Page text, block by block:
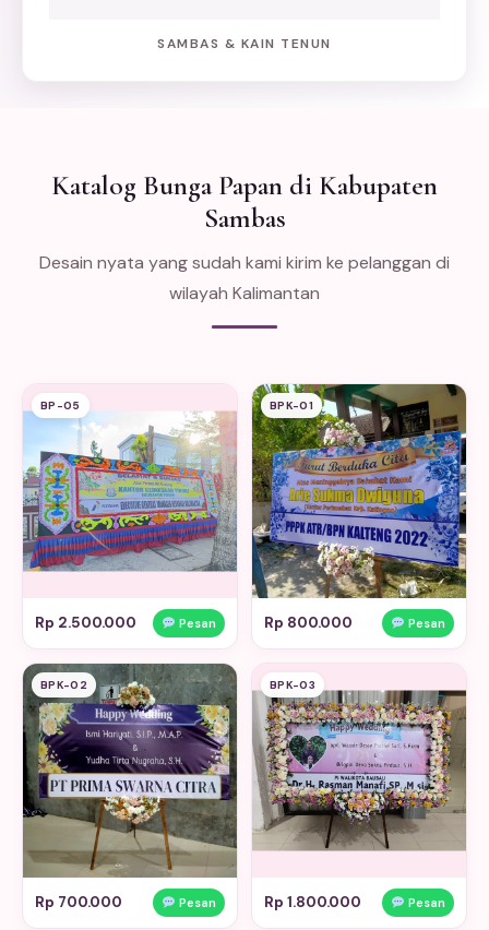
SAMBAS & KAIN TENUN
Katalog Bunga Papan di Kabupaten
Sambas
Desain nyata yang sudah kami kirim ke pelanggan di
wilayah Kalimantan
BP-05
Rp 2.500.000 Pesan
BPK-01
Rp 800.000 Pesan
BPK-02
Rp 700.000 Pesan
BPK-03
Rp 1.800.000 Pesan